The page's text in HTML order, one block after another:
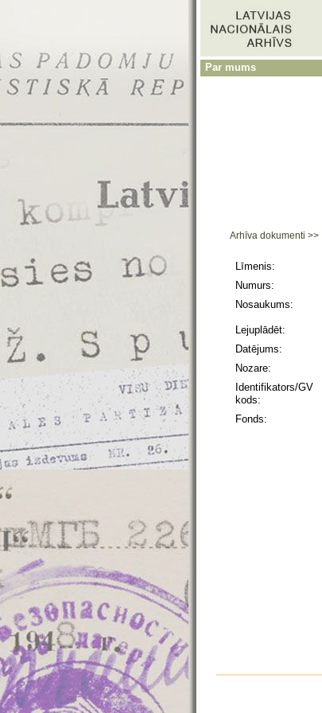
Par mums
Arhīva dokumenti >>
Līmenis:
Numurs:
Nosaukums:
Lejuplādēt:
Datējums:
Nozare:
Identifikators/GV
kods:
Fonds: